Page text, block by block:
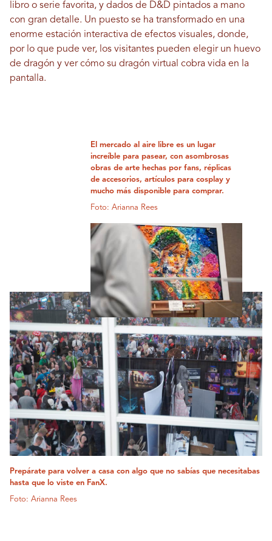
libro o serie favorita, y dados de D&D pintados a mano
con gran detalle. Un puesto se ha transformado en una
enorme estación interactiva de efectos visuales, donde,
por lo que pude ver, los visitantes pueden elegir un huevo
de dragón y ver cómo su dragón virtual cobra vida en la
pantalla.
El mercado al aire libre es un lugar
increíble para pasear, con asombrosas
obras de arte hechas por fans, réplicas
de accesorios, artículos para cosplay y
mucho más disponible para comprar.
Foto: Arianna Rees
Prepárate para volver a casa con algo que no sabías que necesitabas
hasta que lo viste en FanX.
Foto: Arianna Rees